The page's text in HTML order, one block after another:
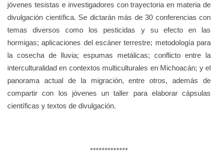
jóvenes tesistas e investigadores con trayectoria en materia de
divulgación científica. Se dictarán más de 30 conferencias con
temas diversos como los pesticidas y su efecto en las
hormigas; aplicaciones del escáner terrestre; metodología para
la cosecha de lluvia; espumas metálicas; conflicto entre la
interculturalidad en contextos multiculturales en Michoacán; y el
panorama actual de la migración, entre otros, además de
compartir con los jóvenes un taller para elaborar cápsulas
científicas y textos de divulgación.
*************